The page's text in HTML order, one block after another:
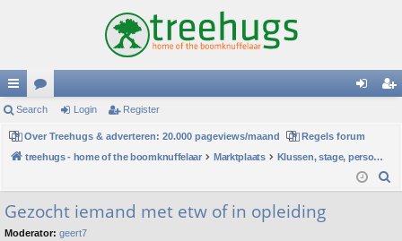
ui
ck
lin
ks
or
u
m
s
in
Search Login Register
Over Treehugs & adverteren: 20.000 pageviews/maand
Regels forum
treehugs - home of the boomknuffelaar
Marktplaats
Klussen, stage, personeel of hulp
Gezocht iemand met etw of in opleiding
Moderator: geert7